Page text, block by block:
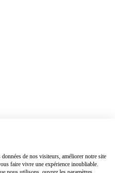
de nos visiteurs, améliorer notre site
faire vivre une expérience inoubliable.